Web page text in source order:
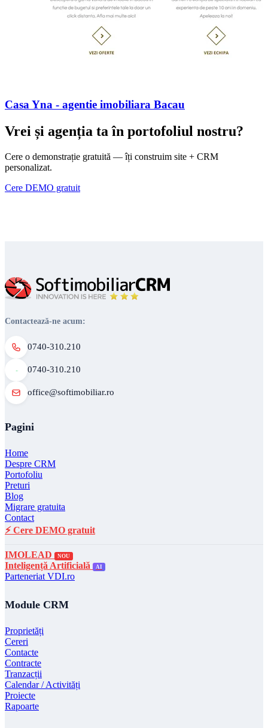
Casa Yna - agentie imobiliara Bacau
Vrei și agenția ta în portofoliul nostru?
Cere o demonstrație gratuită — îți construim site + CRM
personalizat.
Cere DEMO gratuit
Contactează-ne acum:
0740-310.210
0740-310.210
office@softimobiliar.ro
Pagini
Home
Despre CRM
Portofoliu
Preturi
Blog
Migrare gratuita
Contact
⚡ Cere DEMO gratuit
IMOLEAD NOU
Inteligență Artificială AI
Parteneriat VDI.ro
Module CRM
Proprietăți
Cereri
Contacte
Contracte
Tranzacții
Calendar / Activități
Proiecte
Rapoarte